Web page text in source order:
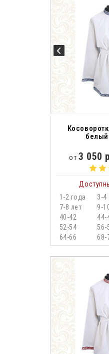
от 3 050
1-2 года
3-4
7-8 лет
9-
40-42
44-
52-54
56-
64-66
68-